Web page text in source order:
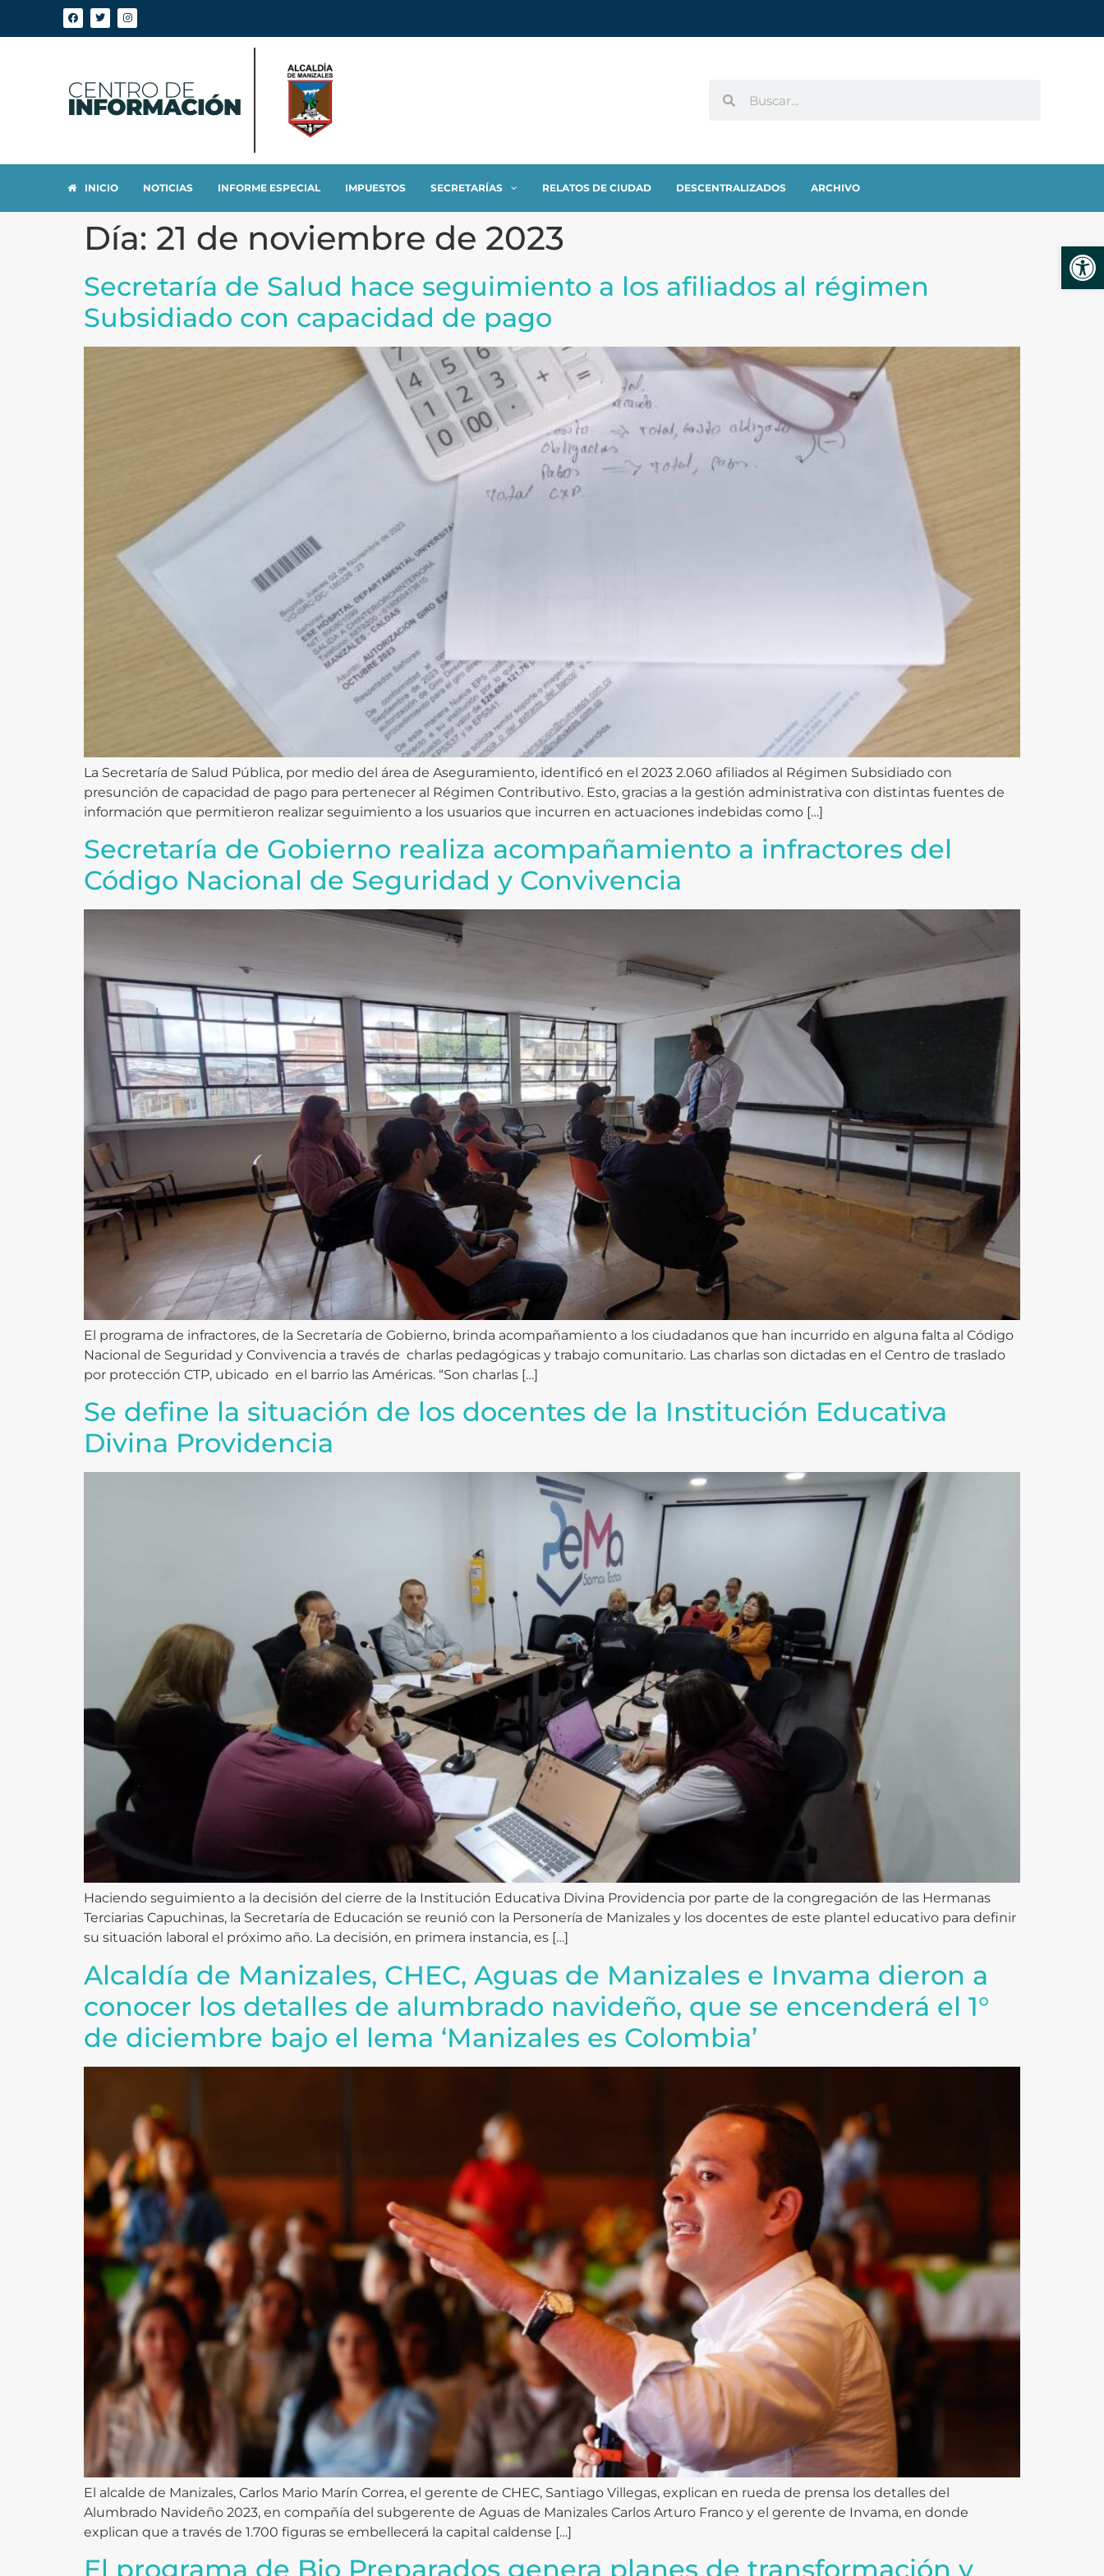
INICIO NOTICIAS INFORME ESPECIAL IMPUESTOS SECRETARÍAS RELATOS DE CIUDAD DESCENTRALIZADOS ARCHIVO
Día: 21 de noviembre de 2023
Secretaría de Salud hace seguimiento a los afiliados al régimen
Subsidiado con capacidad de pago
La Secretaría de Salud Pública, por medio del área de Aseguramiento, identificó en el 2023 2.060 afiliados al Régimen Subsidiado con
presunción de capacidad de pago para pertenecer al Régimen Contributivo. Esto, gracias a la gestión administrativa con distintas fuentes de
información que permitieron realizar seguimiento a los usuarios que incurren en actuaciones indebidas como […]
Secretaría de Gobierno realiza acompañamiento a infractores del
Código Nacional de Seguridad y Convivencia
El programa de infractores, de la Secretaría de Gobierno, brinda acompañamiento a los ciudadanos que han incurrido en alguna falta al Código
Nacional de Seguridad y Convivencia a través de charlas pedagógicas y trabajo comunitario. Las charlas son dictadas en el Centro de traslado
por protección CTP, ubicado en el barrio las Américas. “Son charlas […]
Se define la situación de los docentes de la Institución Educativa
Divina Providencia
Haciendo seguimiento a la decisión del cierre de la Institución Educativa Divina Providencia por parte de la congregación de las Hermanas
Terciarias Capuchinas, la Secretaría de Educación se reunió con la Personería de Manizales y los docentes de este plantel educativo para definir
su situación laboral el próximo año. La decisión, en primera instancia, es […]
Alcaldía de Manizales, CHEC, Aguas de Manizales e Invama dieron a
conocer los detalles de alumbrado navideño, que se encenderá el 1°
de diciembre bajo el lema ‘Manizales es Colombia’
El alcalde de Manizales, Carlos Mario Marín Correa, el gerente de CHEC, Santiago Villegas, explican en rueda de prensa los detalles del
Alumbrado Navideño 2023, en compañía del subgerente de Aguas de Manizales Carlos Arturo Franco y el gerente de Invama, en donde
explican que a través de 1.700 figuras se embellecerá la capital caldense […]
El programa de Bio Preparados genera planes de transformación y